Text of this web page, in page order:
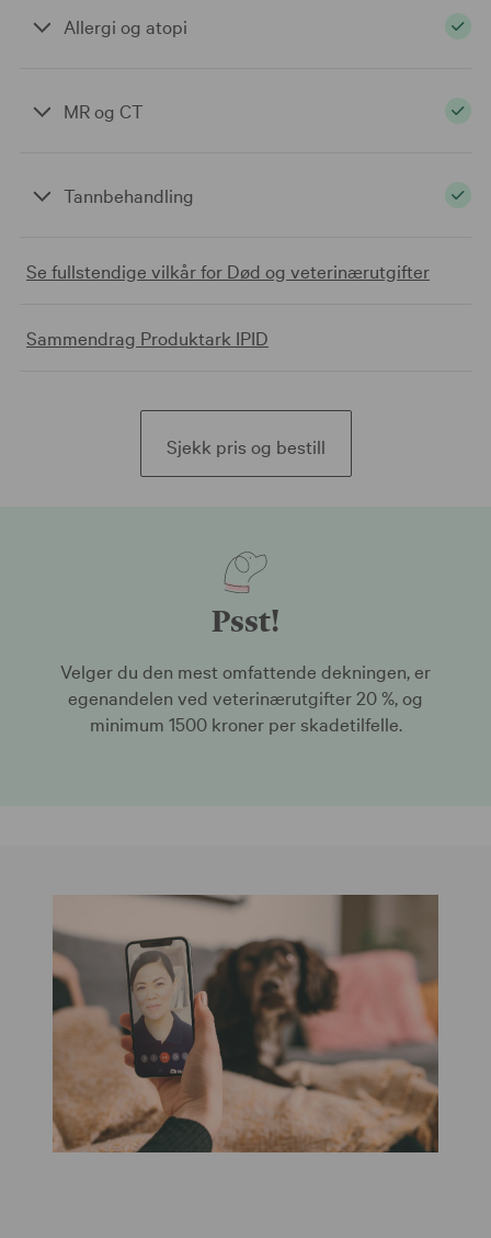
Dekker også reseptbelagt medisin inntil 5000 kroner.
Allergi og atopi
kroner.MR og CT
Tannbehandling
Se fullstendige vilkår for Død og veterinærutgifter
Sammendrag Produktark IPID
Sjekk pris og bestill
Psst!
Velger du den mest omfattende dekningen, er
egenandelen ved veterinærutgifter 20 %, og
minimum 1500 kroner per skadetilfelle.